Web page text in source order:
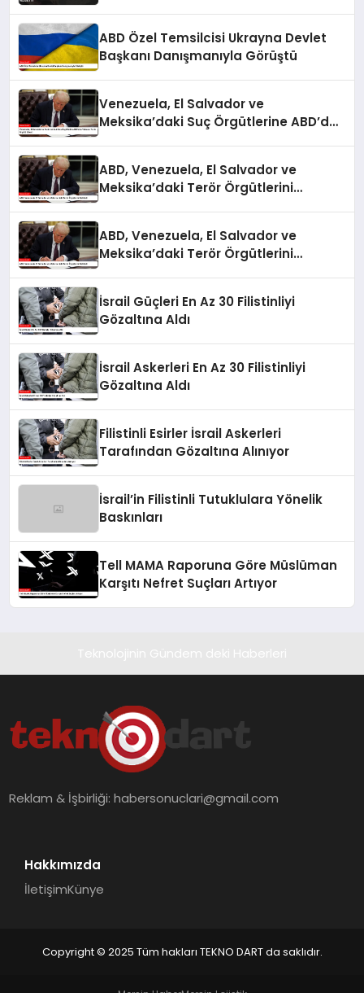
ABD Özel Temsilcisi Ukrayna Devlet
Başkanı Danışmanıyla Görüştü
Venezuela, El Salvador ve
Meksika’daki Suç Örgütlerine ABD’den
ABD, Venezuela, El Salvador ve
Meksika’daki Terör Örgütlerini
ABD, Venezuela, El Salvador ve
Meksika’daki Terör Örgütlerini
İsrail Güçleri En Az 30 Filistinliyi
Gözaltına Aldı
İsrail Askerleri En Az 30 Filistinliyi
Gözaltına Aldı
Filistinli Esirler İsrail Askerleri
Tarafından Gözaltına Alınıyor
İsrail’in Filistinli Tutuklulara Yönelik
Baskınları
Tell MAMA Raporuna Göre Müslüman
Karşıtı Nefret Suçları Artıyor
Reklam & İşbirliği:habersonuclari@gmail.com
Hakkımızda
İletişimKünye
Copyright © 2025 Tüm hakları TEKNO DART da saklıdır.